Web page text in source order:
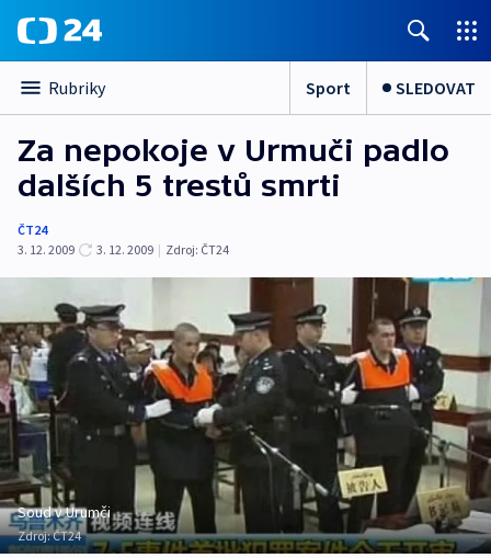
Rubriky Sport SLEDOVAT
Za nepokoje v Urmuči padlo
dalších 5 trestů smrti
ČT24
3. 12. 2009
3. 12. 2009 | Zdroj: ČT24
Soud v Urumči
Zdroj:ČT24